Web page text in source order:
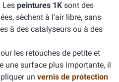
Les peintures 1K sont des
sèchent à l'air libre, sans
à des catalyseurs ou à des
les retouches de petite et
une surface plus importante, il
un vernis de protection